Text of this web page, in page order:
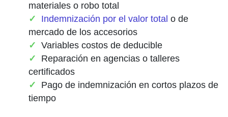
materiales o robo total
Indemnización por el valor total o de
mercado de los accesorios
Variables costos de deducible
Reparación en agencias o talleres
certificados
Pago de indemnización en cortos plazos de
tiempo